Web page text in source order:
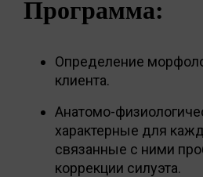
Программа:
Определение
клиента.
Анатомо-
характерные для
связанные с ними
коррекции силуэта.